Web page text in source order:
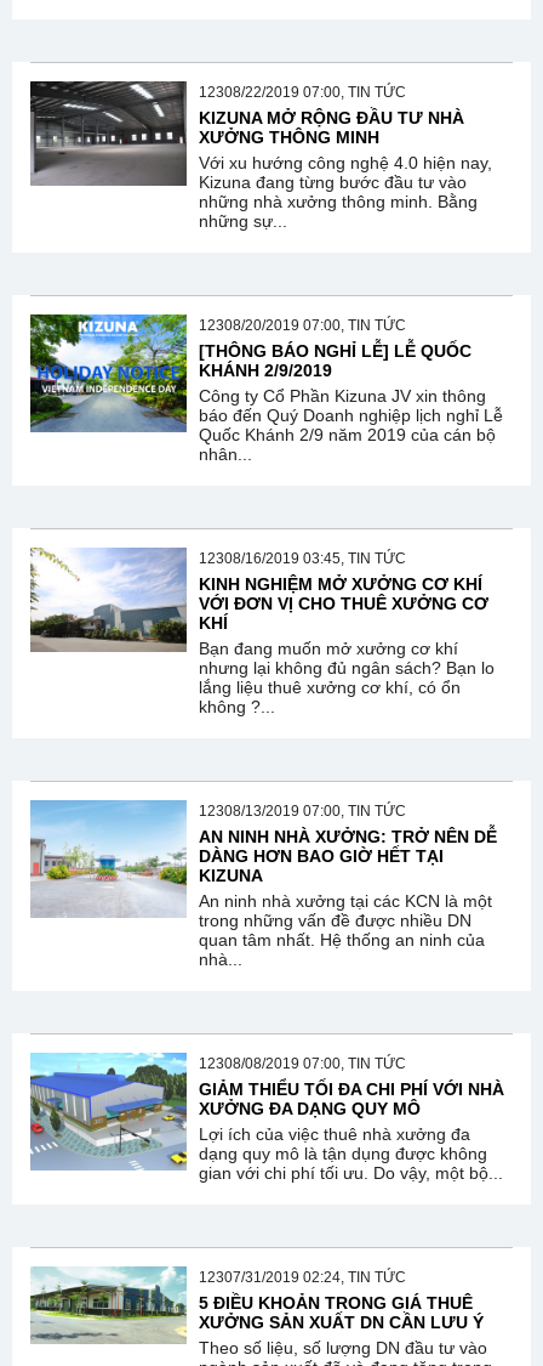
12308/22/2019 07:00, TIN TỨC
KIZUNA MỞ RỘNG ĐẦU TƯ NHÀ
XƯỞNG THÔNG MINH
Với xu hướng công nghệ 4.0 hiện nay,
Kizuna đang từng bước đầu tư vào
những nhà xưởng thông minh. Bằng
những sự...
12308/20/2019 07:00, TIN TỨC
[THÔNG BÁO NGHỈ LỄ] LỄ QUỐC
KHÁNH 2/9/2019
Công ty Cổ Phần Kizuna JV xin thông
báo đến Quý Doanh nghiệp lịch nghỉ Lễ
Quốc Khánh 2/9 năm 2019 của cán bộ
nhân...
12308/16/2019 03:45, TIN TỨC
KINH NGHIỆM MỞ XƯỞNG CƠ KHÍ
VỚI ĐƠN VỊ CHO THUÊ XƯỞNG CƠ
KHÍ
Bạn đang muốn mở xưởng cơ khí
nhưng lại không đủ ngân sách? Bạn lo
lắng liệu thuê xưởng cơ khí, có ổn
không ?...
12308/13/2019 07:00, TIN TỨC
AN NINH NHÀ XƯỞNG: TRỞ NÊN DỄ
DÀNG HƠN BAO GIỜ HẾT TẠI
KIZUNA
An ninh nhà xưởng tại các KCN là một
trong những vấn đề được nhiều DN
quan tâm nhất. Hệ thống an ninh của
nhà...
12308/08/2019 07:00, TIN TỨC
GIẢM THIỂU TỐI ĐA CHI PHÍ VỚI NHÀ
XƯỞNG ĐA DẠNG QUY MÔ
Lợi ích của việc thuê nhà xưởng đa
dạng quy mô là tận dụng được không
gian với chi phí tối ưu. Do vậy, một bộ...
12307/31/2019 02:24, TIN TỨC
5 ĐIỀU KHOẢN TRONG GIÁ THUÊ
XƯỞNG SẢN XUẤT DN CẦN LƯU Ý
Theo số liệu, số lượng DN đầu tư vào